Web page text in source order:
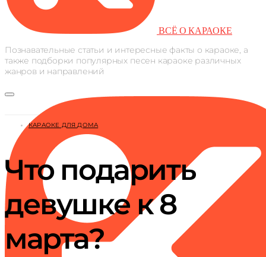
ВСЁ О КАРАОКЕ
Познавательные статьи и интересные факты о караоке, а
также подборки популярных песен караоке различных
жанров и направлений
КАРАОКЕ ДЛЯ ДОМА
Что подарить
девушке к 8
марта?